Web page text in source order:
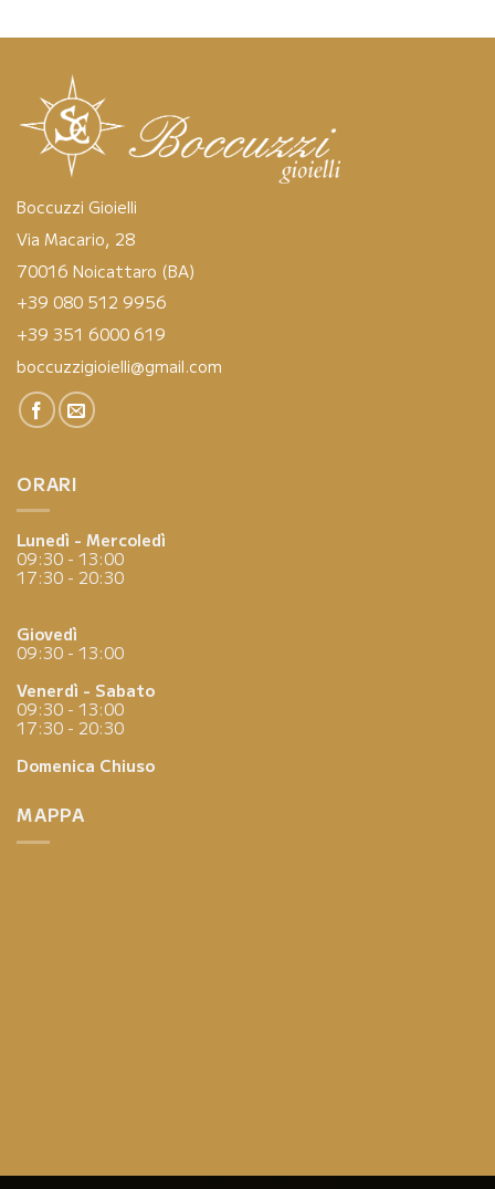
Boccuzzi Gioielli
Via Macario, 28
70016 Noicattaro (BA)
+39 080 512 9956
+39 351 6000 619
boccuzzigioielli@gmail.com
ORARI
Lunedì - Mercoledì
09:30 - 13:00
17:30 - 20:30
Giovedì
09:30 - 13:00
Venerdì - Sabato
09:30 - 13:00
17:30 - 20:30
Domenica Chiuso
MAPPA